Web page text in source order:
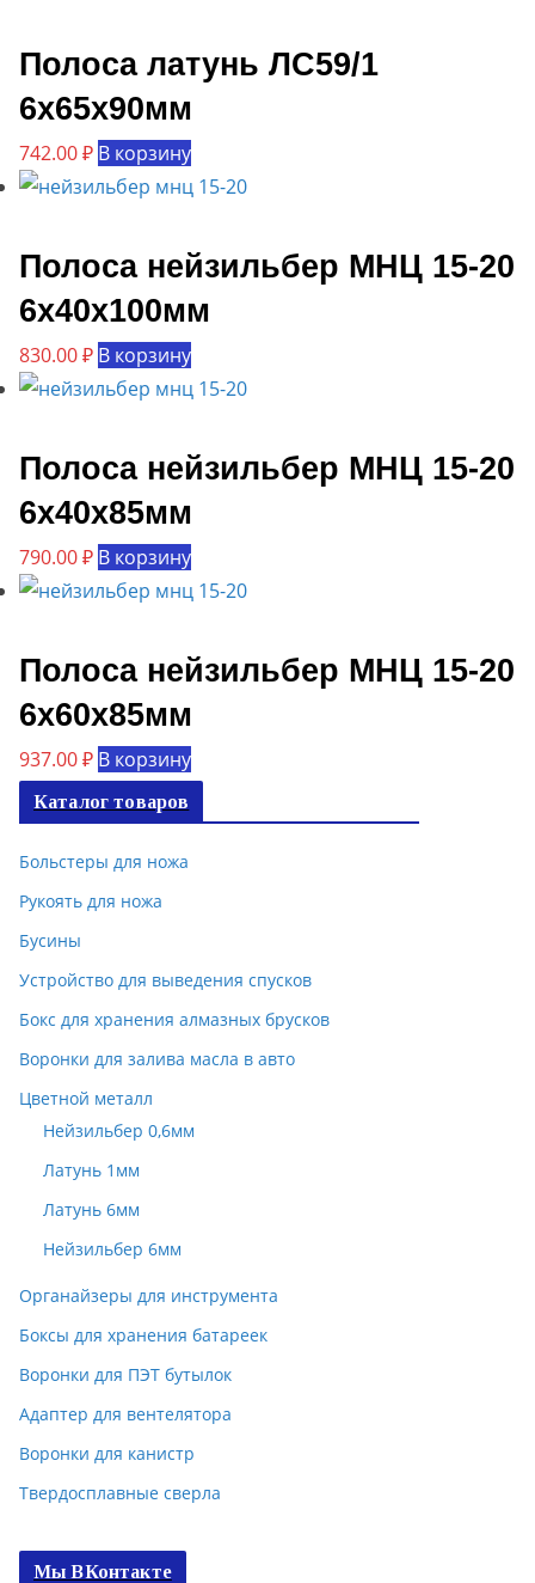
Полоса латунь ЛС59/1
6х65х90мм
742.00₽ В корзину
Полоса нейзильбер МНЦ 15-20
6х40х100мм
830.00₽ В корзину
Полоса нейзильбер МНЦ 15-20
6х40х85мм
790.00₽ В корзину
Полоса нейзильбер МНЦ 15-20
6х60х85мм
937.00₽ В корзину
Каталог товаров
Больстеры для ножа
Рукоять для ножа
Бусины
Устройство для выведения спусков
Бокс для хранения алмазных брусков
Воронки для залива масла в авто
Цветной металл
Нейзильбер 0,6мм
Латунь 1мм
Латунь 6мм
Нейзильбер 6мм
Органайзеры для инструмента
Боксы для хранения батареек
Воронки для ПЭТ бутылок
Адаптер для вентелятора
Воронки для канистр
Твердосплавные сверла
Мы ВКонтакте